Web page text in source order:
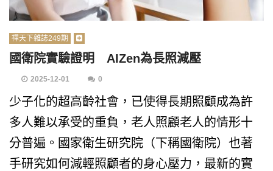
禪天下雜誌249期
國衛院實驗證明 AIZen為長照減壓
2025-12-01 0
少子化的超高齡社會，已使得長期照顧成為許
多人難以承受的重負，老人照顧老人的情形十
分普遍。國家衛生研究院（下稱國衛院）也著
手研究如何減輕照顧者的身心壓力，最新的實